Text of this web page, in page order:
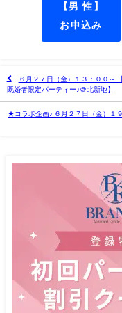
【男 性】
お申込み
６月２７日（金）１３：００～
既婚者限定パーティー♪＠北新地】
★コラボ企画♪ ６月２７日（金）１